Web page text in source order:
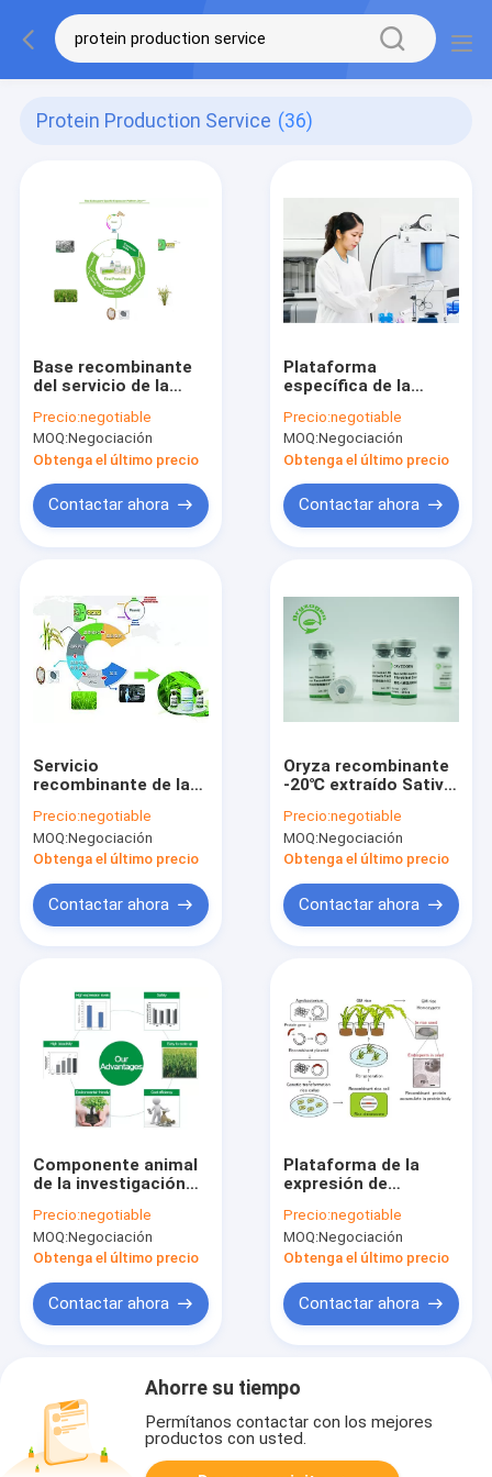
Protein Production Service (36)
Base recombinante
del servicio de la
Biopharma en la
plataforma de la
expresión de las
células del arroz
Precio:negotiable
MOQ:Negociación
Obtenga el último precio
Contactar ahora
Plataforma
específica de la
proteína del ISO del
servicio del
endospermo
recombinante del
arroz
Precio:negotiable
MOQ:Negociación
Obtenga el último precio
Contactar ahora
Servicio
recombinante de la
del 90% que
proporciona
soluciones técnicas
proteína de los
clientes
Precio:negotiable
MOQ:Negociación
Obtenga el último precio
Contactar ahora
Oryza recombinante
-20℃ extraído Sativa
del bFGF de la
proteína
Precio:negotiable
MOQ:Negociación
Obtenga el último precio
Contactar ahora
Componente animal
de la investigación
recombinante
biológico de la
proteína libre
Precio:negotiable
MOQ:Negociación
Obtenga el último precio
Contactar ahora
Plataforma de la
expresión de
instalación
recombinante de la
conformidad del GMP
proteína
Precio:negotiable
MOQ:Negociación
Obtenga el último precio
Contactar ahora
Ahorre su tiempo
Permítanos contactar con los mejores
productos con usted.